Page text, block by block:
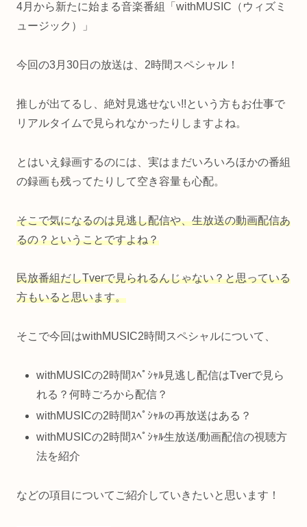
4月から新たに始まる音楽番組「withMUSIC（ウィズミ
ュージック）」
今回の3月30日の放送は、2時間スペシャル！
推しが出てるし、絶対見逃せない!!という方もお仕事で
リアルタイムで見られなかったりしますよね。
とはいえ録画するのには、実はまだいろいろほかの番組
の録画も残ってたりして空き容量も心配。
そこで気になるのは見逃し配信や、生放送の動画配信あ
るの？ということですよね？
民放番組だしTverで見られるんじゃない？と思っている
方もいると思います。
そこで今回はwithMUSIC2時間スペシャルについて、
withMUSICの2時間ｽﾍﾟｼｬﾙ見逃し配信はTverで見ら
れる？何時ごろから配信？
withMUSICの2時間ｽﾍﾟｼｬﾙの再放送はある？
withMUSICの2時間ｽﾍﾟｼｬﾙ生放送/動画配信の視聴方
法を紹介
などの項目についてご紹介していきたいと思います！